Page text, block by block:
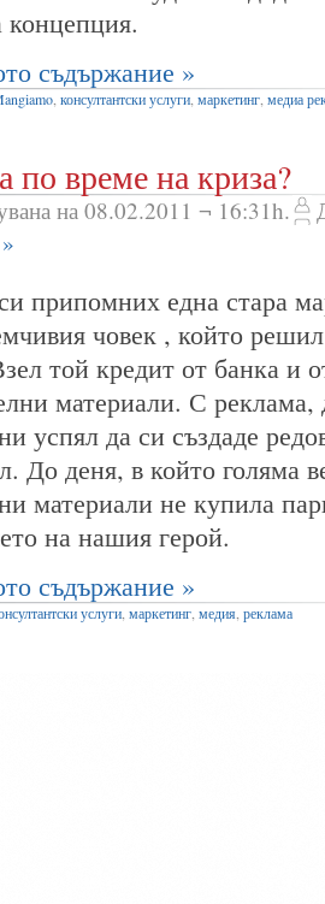
концепция.
съдържание »
, консултантски услуги, маркетинг, медиа
по време на криза?
на 08.02.2011 ¬ 16:31h.
припомних една стара
човек , който
той кредит от банка и
материали. С
успял да си създаде
До деня, в който голяма
материали не купила
на нашия герой.
съдържание »
услуги, маркетинг, медия, реклама